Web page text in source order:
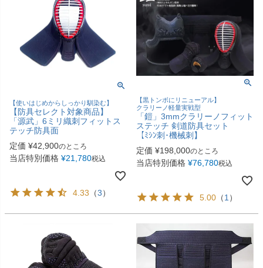
【使いはじめからしっかり馴染む】
【防具セレクト対象商品】
「源武」6ミリ織刺フィットス
テッチ防具面
定価 ¥42,900のところ
当店特別価格 ¥21,780税込
4.33 （3）
【黒トンボにリニューアル】
クラリーノ軽量実戦型
「鎧」3mmクラリーノフィット
ステッチ 剣道防具セット
【ﾐｼﾝ刺･機械刺】
定価 ¥198,000のところ
当店特別価格 ¥76,780税込
5.00 （1）